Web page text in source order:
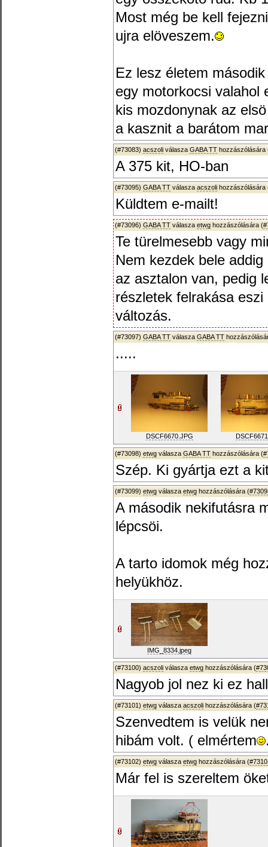
Most még be kell
ujra elöveszem.
Ez lesz életem
egy motorkocsi valahol
kis mozdonynak az
a kasznit a barátom
(#73083) acszoli válasza GABA TT hozzászólására
A 375 kit, HO-ban
(#73095) GABA TT válasza acszoli hozzászólására
Küldtem e-mailt!
(#73096) GABA TT válasza etwg hozzászólására (
Te türelmesebb vagy
Nem kezdek bele
az asztalon van, pedig
részletek felrakása
változás.
(#73097) GABA TT válasza GABA TT
.....
DSCF6670.JPG
(#73098) etwg válasza GABA TT hozzászólására (
Szép. Ki gyártja ezt a
(#73099) etwg válasza etwg hozzászólására (
A második nekifutásra
lépcsöi.
A tarto idomok még
helyükhöz.
IMG_8334.jpeg
(#73100) acszoli válasza etwg hozzászólására (
Nagyob jol nez ki ez
(#73101) etwg válasza acszoli hozzászólására (
Szenvedtem is velük
hibám volt. ( elmértem
(#73102) etwg válasza etwg hozzászólására (
Már fel is szereltem